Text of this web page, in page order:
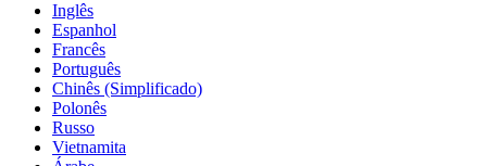
Inglês
Espanhol
Francês
Português
Chinês (Simplificado)
Polonês
Russo
Vietnamita